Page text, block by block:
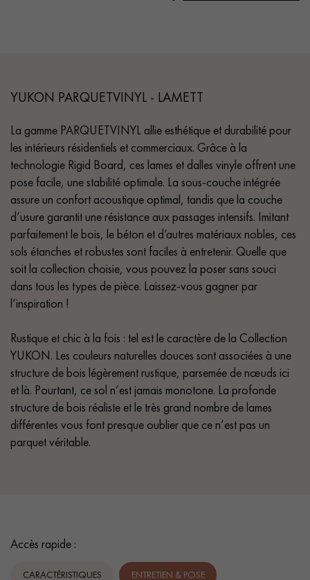
YUKON PARQUETVINYL - LAMETT
La gamme PARQUETVINYL allie esthétique et durabilité pour
les intérieurs résidentiels et commerciaux. Grâce à la
technologie Rigid Board, ces lames et dalles vinyle offrent une
pose facile, une stabilité optimale. La sous-couche intégrée
assure un confort acoustique optimal, tandis que la couche
d’usure garantit une résistance aux passages intensifs. Imitant
parfaitement le bois, le béton et d’autres matériaux nobles, ces
sols étanches et robustes sont faciles à entretenir. Quelle que
soit la collection choisie, vous pouvez la poser sans souci
dans tous les types de pièce. Laissez-vous gagner par
l’inspiration !
Rustique et chic à la fois : tel est le caractère de la Collection
YUKON. Les couleurs naturelles douces sont associées à une
structure de bois légèrement rustique, parsemée de nœuds ici
et là. Pourtant, ce sol n’est jamais monotone. La profonde
structure de bois réaliste et le très grand nombre de lames
différentes vous font presque oublier que ce n’est pas un
parquet véritable.
Accès rapide :
CARACTÉRISTIQUES ENTRETIEN & POSE